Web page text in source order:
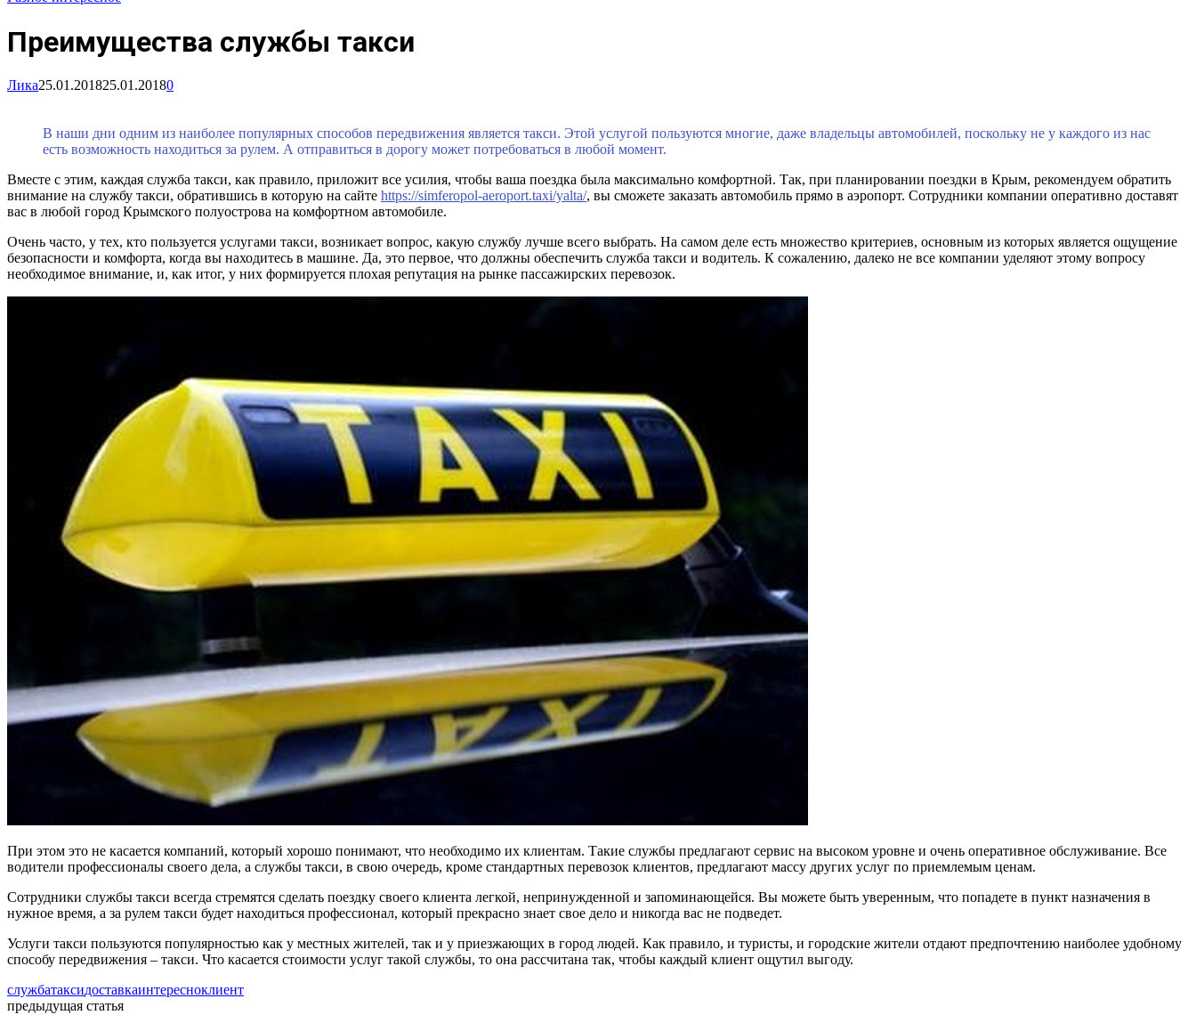
Преимущества службы такси
Лика25.01.201825.01.20180
В наши дни одним из наиболее популярных способов передвижения является такси. Этой услугой пользуются многие, даже владельцы автомобилей, поскольку не у каждого из нас
есть возможность находиться за рулем. А отправиться в дорогу может потребоваться в любой момент.
Вместе с этим, каждая служба такси, как правило, приложит все усилия, чтобы ваша поездка была максимально комфортной. Так, при планировании поездки в Крым, рекомендуем обратить
внимание на службу такси, обратившись в которую на сайте https://simferopol-aeroport.taxi/yalta/, вы сможете заказать автомобиль прямо в аэропорт. Сотрудники компании оперативно доставят
вас в любой город Крымского полуострова на комфортном автомобиле.
Очень часто, у тех, кто пользуется услугами такси, возникает вопрос, какую службу лучше всего выбрать. На самом деле есть множество критериев, основным из которых является ощущение
безопасности и комфорта, когда вы находитесь в машине. Да, это первое, что должны обеспечить служба такси и водитель. К сожалению, далеко не все компании уделяют этому вопросу
необходимое внимание, и, как итог, у них формируется плохая репутация на рынке пассажирских перевозок.
При этом это не касается компаний, который хорошо понимают, что необходимо их клиентам. Такие службы предлагают сервис на высоком уровне и очень оперативное обслуживание. Все
водители профессионалы своего дела, а службы такси, в свою очередь, кроме стандартных перевозок клиентов, предлагают массу других услуг по приемлемым ценам.
Сотрудники службы такси всегда стремятся сделать поездку своего клиента легкой, непринужденной и запоминающейся. Вы можете быть уверенным, что попадете в пункт назначения в
нужное время, а за рулем такси будет находиться профессионал, который прекрасно знает свое дело и никогда вас не подведет.
Услуги такси пользуются популярностью как у местных жителей, так и у приезжающих в город людей. Как правило, и туристы, и городские жители отдают предпочтению наиболее удобному
способу передвижения – такси. Что касается стоимости услуг такой службы, то она рассчитана так, чтобы каждый клиент ощутил выгоду.
службатаксидоставкаинтересноклиент
предыдущая статья